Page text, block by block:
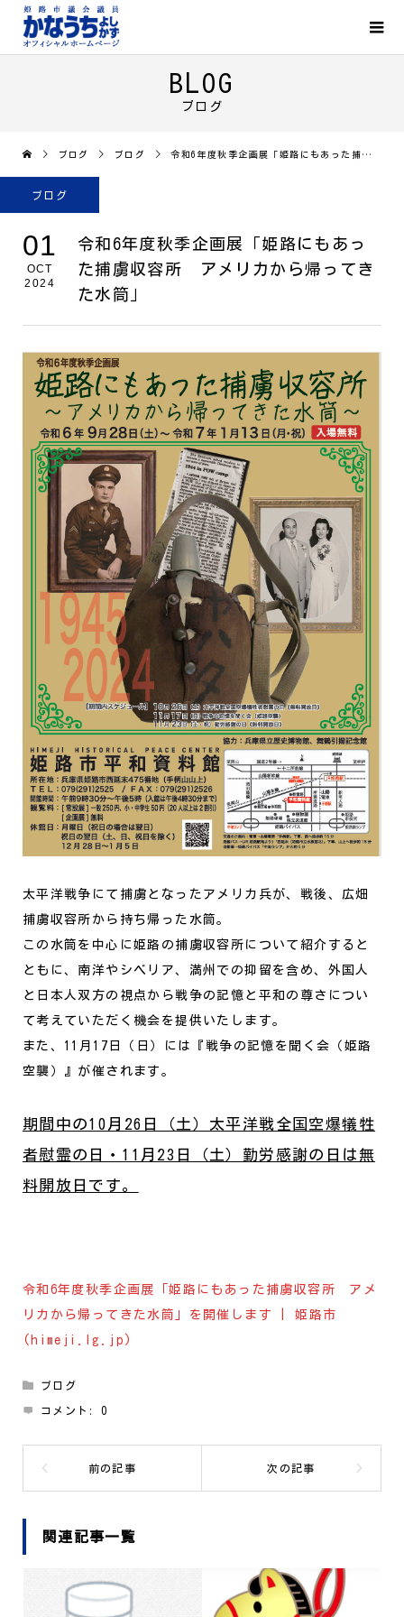
BLOG
ブログ
ブログ ブログ 令和6年度秋季企画展「姫路にもあった捕虜収容所 アメリカから帰ってきた水筒」
ブログ
01
OCT
2024
令和6年度秋季企画展「姫路にもあっ
た捕虜収容所 アメリカから帰ってき
た水筒」
太平洋戦争にて捕虜となったアメリカ兵が、戦後、広畑
捕虜収容所から持ち帰った水筒。
この水筒を中心に姫路の捕虜収容所について紹介すると
ともに、南洋やシベリア、満州での抑留を含め、外国人
と日本人双方の視点から戦争の記憶と平和の尊さについ
て考えていただく機会を提供いたします。
また、11月17日（日）には『戦争の記憶を聞く会（姫路
空襲）』が催されます。
期間中の10月26日（土）太平洋戦全国空爆犠牲
者慰霊の日・11月23日（土）勤労感謝の日は無
料開放日です。
令和6年度秋季企画展「姫路にもあった捕虜収容所 アメ
リカから帰ってきた水筒」を開催します | 姫路市
(himeji.lg.jp)
ブログ
コメント:0
関連記事一覧